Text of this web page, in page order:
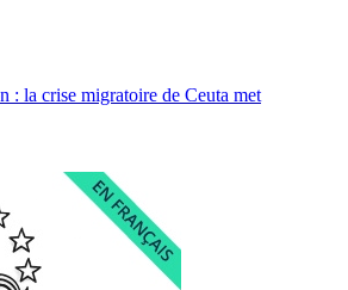
: la crise migratoire de Ceuta met